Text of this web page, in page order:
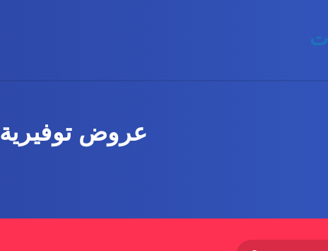
عروض توفيرية